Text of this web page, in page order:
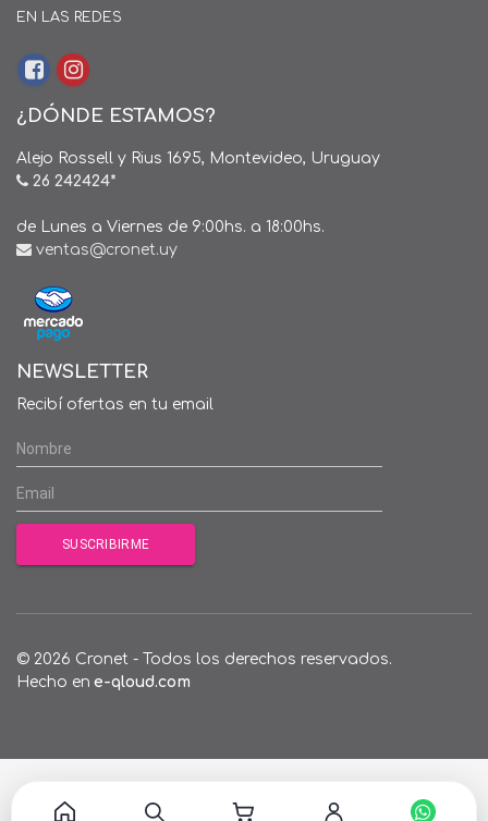
EN LAS REDES
¿DÓNDE ESTAMOS?
Alejo Rossell y Rius 1695, Montevideo, Uruguay
26 242424*
de Lunes a Viernes de 9:00hs. a 18:00hs.
ventas@cronet.uy
NEWSLETTER
Recibí ofertas en tu email
© 2026 Cronet - Todos los derechos reservados.
Hecho en e-qloud.com